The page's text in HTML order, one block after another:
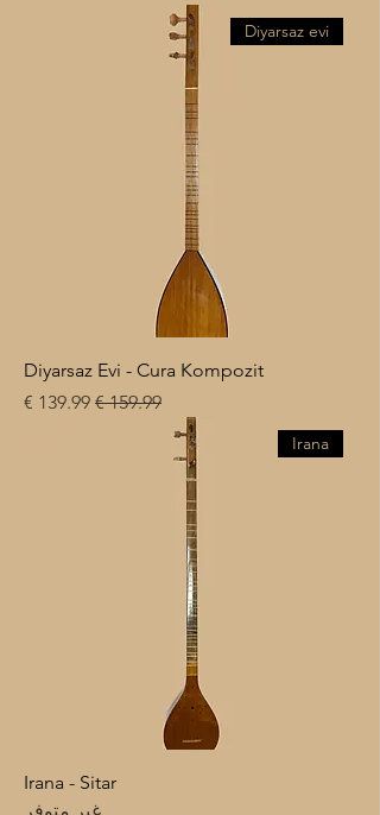
Diyarsaz evi
Diyarsaz Evi - Cura Kompozit
سعر عاديسعر البيع
Irana
Irana - Sitar
غير متوفر